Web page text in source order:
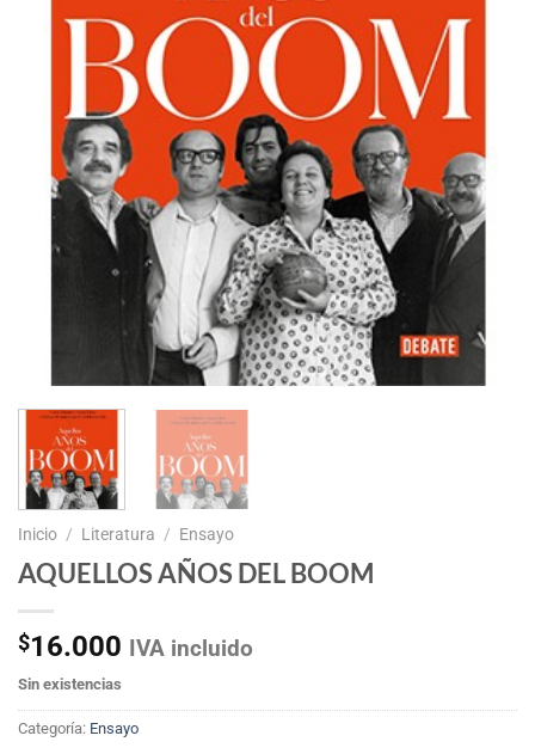
Inicio / Literatura / Ensayo
AQUELLOS AÑOS DEL BOOM
$16.000 IVA incluido
Sin existencias
Categoría: Ensayo